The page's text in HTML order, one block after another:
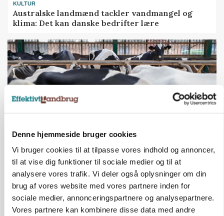
Denne hjemmeside bruger cookies
Vi bruger cookies til at tilpasse vores indhold og annoncer,
til at vise dig funktioner til sociale medier og til at
analysere vores trafik. Vi deler også oplysninger om din
brug af vores website med vores partnere inden for
sociale medier, annonceringspartnere og analysepartnere.
Vores partnere kan kombinere disse data med andre
KULTUR
Australske landmænd tackler vandmangel og
klima: Det kan danske bedrifter lære
MARKED
Fugleinfluenza: Udvikling vækker bekymring hos
europæiske husdyrbrugere